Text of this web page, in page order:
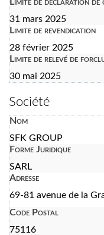
31 mars 2025
Limite de revendication
28 février 2025
Limite de relevé de
30 mai 2025
Société
Nom
SFK GROUP
Forme Juridique
SARL
Adresse
69-81 avenue de la
Code Postal
75116